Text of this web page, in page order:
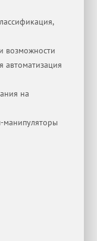
возможности
автоматизация
на